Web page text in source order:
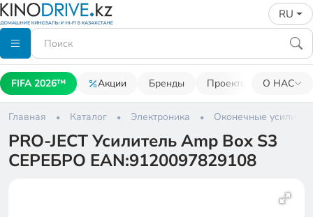
RU
FIFA 2026™ Акции Бренды Проекторы О НАС
Главная Каталог Электроника Оконечные
PRO-JECT Усилитель Amp Box S3
СЕРЕБРО EAN:9120097829108